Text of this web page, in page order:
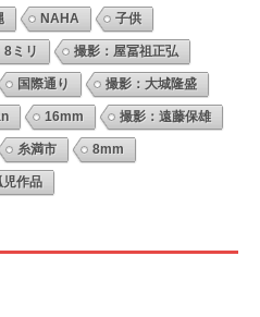
NAHA 子供
8ミリ 撮影：屋冨祖正弘
国際通り 撮影：大城隆盛
16mm 撮影：遠藤保雄
糸満市 8mm
児作品